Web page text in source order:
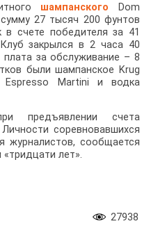
шампанского Dom
27 тысяч 200 фунтов
в счете победителя за 41
закрылся в 2 часа 40
за обслуживание – 8
были шампанское Krug
Espresso Martini и водка
предъявлении счета
соревновавшихся
журналистов, сообщается
лет».
27938